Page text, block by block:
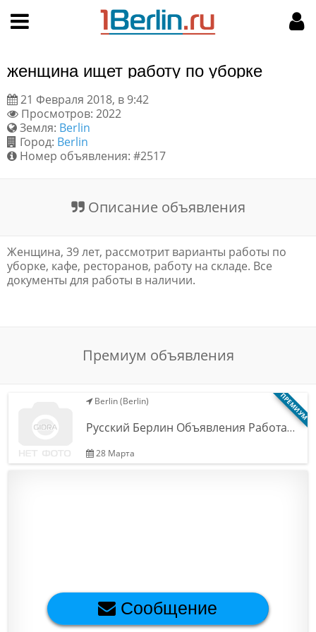
Поиск
Пользовательское соглашение
Правила доски объявлений
Цены на услуги
МОЙ АККАУНТ
Мои объявления
женщина ищет работу по уборке
21 Февраля 2018, в 9:42
Просмотров: 2022
Земля: Berlin
Город: Berlin
Номер объявления: #2517
Описание объявления
Женщина, 39 лет, рассмотрит варианты работы по
уборке, кафе, ресторанов, работу на складе. Все
документы для работы в наличии.
Премиум объявления
ПРЕМИУМ
Berlin (Berlin)
Русский Берлин Объявления Работа…
28 Марта
Сообщение